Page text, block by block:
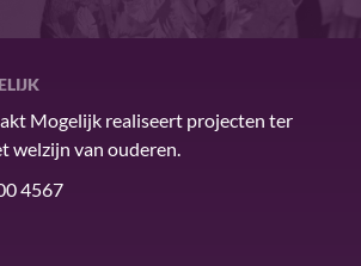
Mogelijk realiseert projecten ter
welzijn van ouderen.
4567